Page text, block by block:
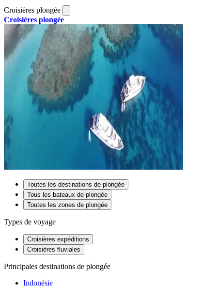
Croisières plongée
Croisières plongée
Toutes les destinations de plongée
Tous les bateaux de plongée
Toutes les zones de plongée
Types de voyage
Croisières expéditions
Croisières fluviales
Principales destinations de plongée
Indonésie